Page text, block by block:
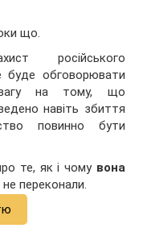
що.
російського
буде обговорювати
на тому, що
навіть збиття
повинно бути
те, як і чому вона
не переконали.